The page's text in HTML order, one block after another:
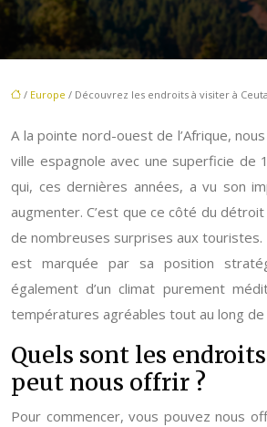
/ Europe / Découvrez les endroits à visiter à
A la pointe nord-ouest de l’Afrique,
ville espagnole avec une superficie de
qui, ces dernières années, a vu son
augmenter. C’est que ce côté du
de nombreuses surprises aux touristes.
est marquée par sa position
également d’un climat purement
températures agréables tout au long de
Quels sont les
peut nous offrir ?
Pour commencer, vous pouvez nous